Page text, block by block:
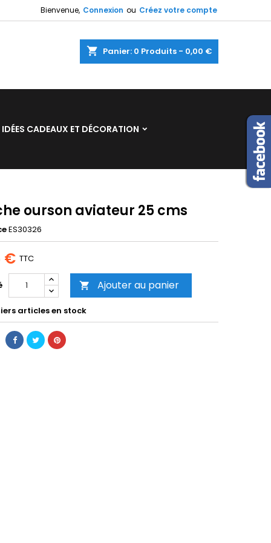
Bienvenue, Connexion ou Créez votre compte
shopping_cart Panier: 0 Produits - 0,00 €
IDÉES CADEAUX ET DÉCORATION
ourson aviateur 25 cms
ES30326
€ TTC
 Ajouter au panier
articles en stock